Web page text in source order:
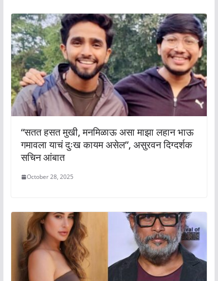
“सतत हसत मुखी, मनमिळाऊ असा माझा लहान भाऊ
गमावला याचं दुःख कायम असेल”, असुरवन दिग्दर्शक
सचिन आंबात
October 28, 2025